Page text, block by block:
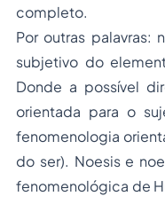
completo.
Por outras
subjetivo do
Donde a possível
orientada para o
fenomenologia
do ser). Noesis e
fenomenológica de